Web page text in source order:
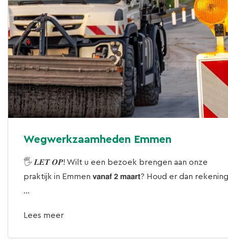
Wegwerkzaamheden Emmen
🖐 𝑳𝑬𝑻 𝑶𝑷! Wilt u een bezoek brengen aan onze
praktijk in Emmen 𝘃𝗮𝗻𝗮𝗳 𝟮 𝗺𝗮𝗮𝗿𝘁? Houd er dan rekening
...
Lees meer